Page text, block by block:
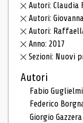
Autori: Claudia
Autori:
Autori:
Anno: 2017
Sezioni: Nuovi
Autori
Fabio
Federico
Giorgio